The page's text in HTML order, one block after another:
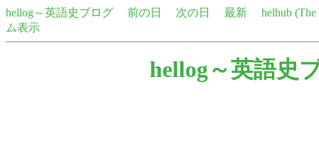
hellog～英語史ブログ 前の日 次の日 最新
helhub
ム表示
hellog～英語史